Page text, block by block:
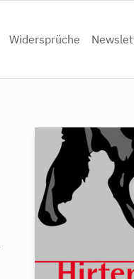
Widersprüche